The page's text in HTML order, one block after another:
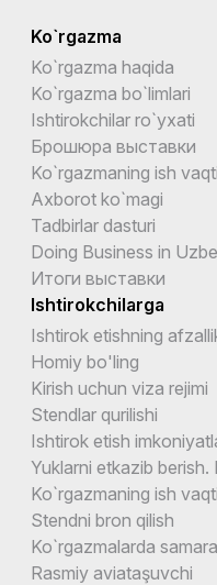
Ko`rgazma
Ko`rgazma haqida
Ko`rgazma bo`limlari
Ishtirokchilar ro`yxati
Брошюра выставки
Ko`rgazmaning ish vaqti
Axborot ko`magi
Tadbirlar dasturi
Doing Business in
Итоги выставки
Ishtirokchilarga
Ishtirok etishning
Homiy bo'ling
Kirish uchun viza rejimi
Stendlar qurilishi
Ishtirok etish
Yuklarni etkazib berish.
Ko`rgazmaning ish vaqti
Stendni bron qilish
Ko`rgazmalarda
Rasmiy aviataşuvchi